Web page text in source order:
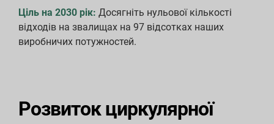
Ціль на 2030 рік: Досягніть нульової кількості
відходів на звалищах на 97 відсотках наших
виробничих потужностей.
Розвиток циркулярної